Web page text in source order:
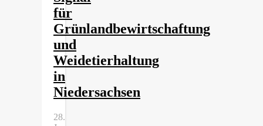
für
Grünlandbewirtschaftung
und
Weidetierhaltung
in
Niedersachsen
28.